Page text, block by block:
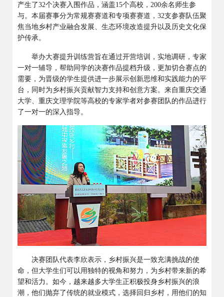
产生了32个决赛入围作品，涵盖15个高校， 200余名师生参
与。本届赛事分为常规赛赛道和专项赛赛道， 32支参赛队伍聚
焦当地乡村产业融合发展、生态环境改造提升以及历史文化保
护传承。
举办大赛提升训练营旨在通过开营培训，实地调研，专家
一对一辅导，帮助同学的决赛作品提档升级，更加切合赛点的
需要，为晋级的学生提供进一步展示创新思维和实践能力的平
台，同时为乡村振兴贡献智力支持和创意方案。来自重庆交通
大学、重庆文理学院等高校的专家学者对参赛团队的作品进行
了一对一的深入指导。
决赛团队代表李欣表示，乡村振兴是一致充满挑战的使
命，但大学生们可以用独特的视角和努力，为乡村带来新的希
望和活力。如今，越来越多大学生正积极投身乡村振兴的浪
潮，他们抛弃了传统的就业模式，选择回归乡村，用他们的知